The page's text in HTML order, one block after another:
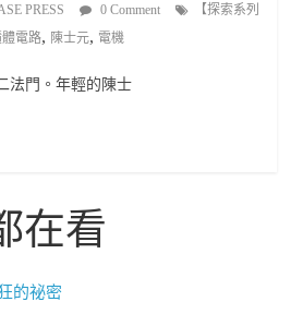
PRESS 0 Comment
【探索系列
體電路, 陳士元, 電機
法門。年輕的陳士
在看
的祕密